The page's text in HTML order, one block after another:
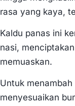
rasa yang kaya,
Kaldu panas ini
nasi,
memuaskan.
Untuk
menyesuaikan